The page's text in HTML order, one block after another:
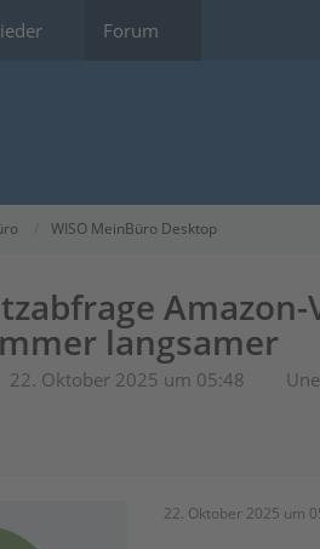
Forum
WISO MeinBüro Desktop
langsamer
22. Oktober 2025 um 05:48
22. Oktober 2025 um